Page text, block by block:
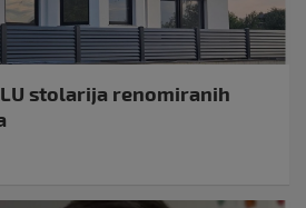
stolarija renomiranih